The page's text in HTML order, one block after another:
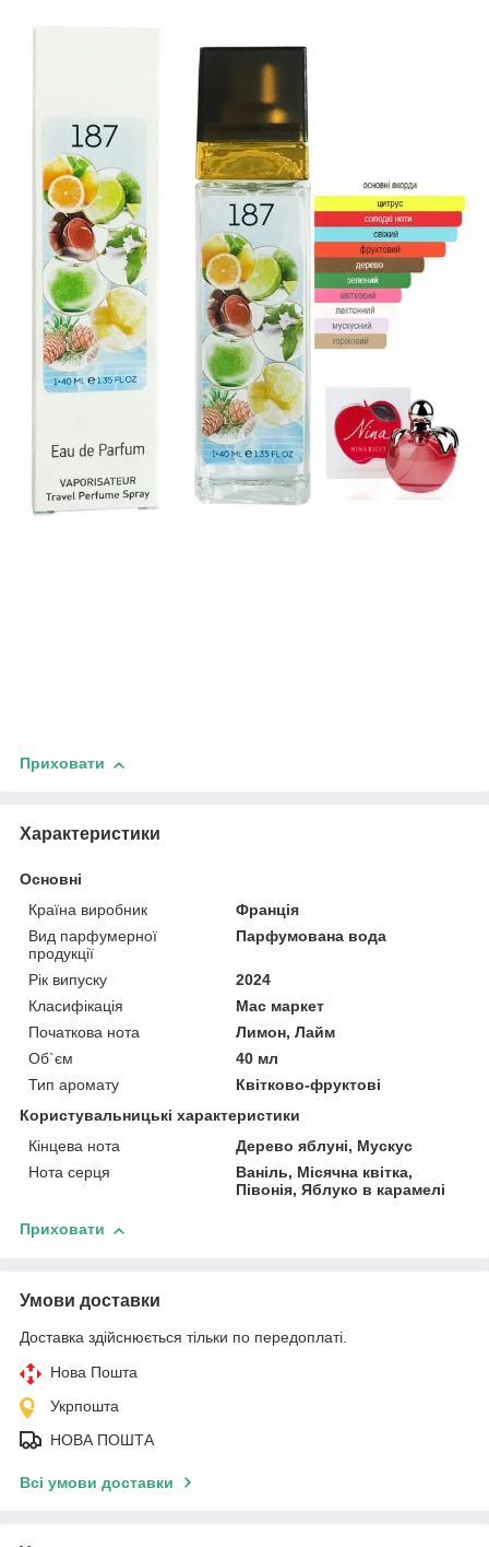
Приховати
Характеристики
Основні
Країна виробник
Франція
Вид парфумерної
продукції
Парфумована вода
Рік випуску
2024
Класифікація
Мас маркет
Початкова нота
Лимон, Лайм
Об`єм
40 мл
Тип аромату
Квітково-фруктові
Користувальницькі характеристики
Кінцева нота
Дерево яблуні, Мускус
Нота серця
Ваніль, Місячна квітка,
Півонія, Яблуко в карамелі
Приховати
Умови доставки
Доставка здійснюється тільки по передоплаті.
Нова Пошта
Укрпошта
НОВА ПОШТА
Всі умови доставки